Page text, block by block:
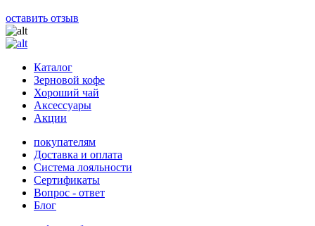
оставить отзыв
Каталог
Зерновой кофе
Хороший чай
Аксессуары
Акции
покупателям
Доставка и оплата
Система лояльности
Сертификаты
Вопрос - ответ
Блог